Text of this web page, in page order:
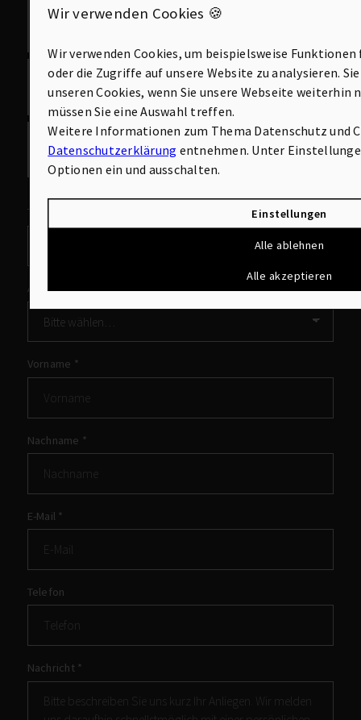
Verkauf mit Fokus auf Transparenz,
Strategien zur gezielten Wertsteigerung und
optimalen Preisfindung
Begleitung von der ersten Bewertung bis
zum erfolgreichen Verkaufsabschluss
Thema
Anrede
Vorname *
Nachname *
E-Mail *
Telefon
Nachricht *
Wir verwenden Cookies 🍪
Wir verwenden Cookies, um beispielsweise
oder die Zugriffe auf unsere Website zu analysieren.
unseren Cookies, wenn Sie unsere Webseite
müssen Sie eine Auswahl treffen.
Weitere Informationen zum Thema Datenschutz und
Datenschutzerklärung entnehmen. Unter
Optionen ein und ausschalten.
Einstellungen
Alle ablehnen
Alle akzeptieren